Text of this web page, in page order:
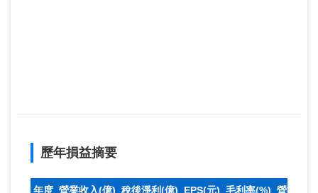
歷年損益摘要
年度 營業收入(億) 稅後淨利(億) EPS(元) 毛利率(%) 營業利